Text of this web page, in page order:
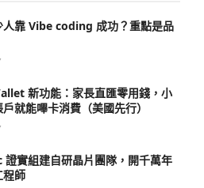
人靠 Vibe coding 成功？重點是品
新功能：家長直匯零用錢，小
就能嗶卡消費（美國先行）
實組建自研晶片團隊，開千萬年
程師